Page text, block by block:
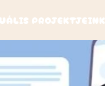
PROJEKTJEINK